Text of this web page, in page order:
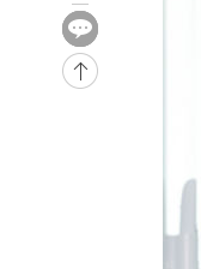
-31116초 전 >
[속보]
-30981초 전 >
[속보]
-28580초 전 >
"여기
손흥
내일
트럼
"美간
[속보]